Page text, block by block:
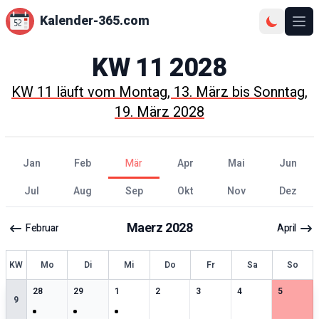
Kalender-365.com
KW11 2028
KW11läuft vomMontag, 13. MärzbisSonntag,
19. März 2028
Jan Feb Mär Apr Mai
Jun
Jul
Aug Sep Okt Nov Dez
Februar Maerz2028 April
KW Mo Di Mi Do Fr Sa So
9
28
1særlige datoer
29
1særlige datoer
11 særlige datoer
2
0særlige datoer
3
0særlige datoer
4
0særlige datoer
5
0særlige